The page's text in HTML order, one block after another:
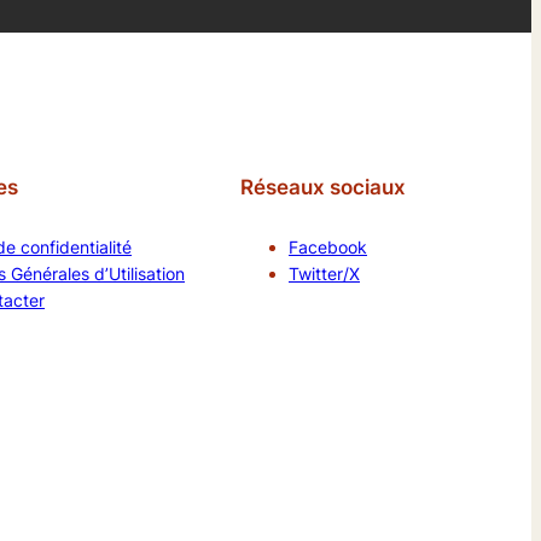
confidentialité
Générales d’Utilisation
Réseaux sociaux
Facebook
Twitter/X